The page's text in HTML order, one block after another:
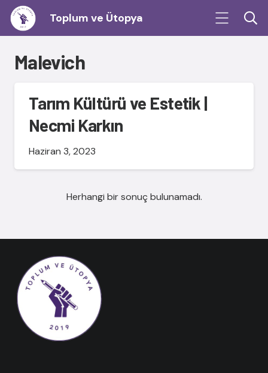
Toplum ve Ütopya
Malevich
Tarım Kültürü ve Estetik |
Necmi Karkın
Haziran 3, 2023
Herhangi bir sonuç bulunamadı.